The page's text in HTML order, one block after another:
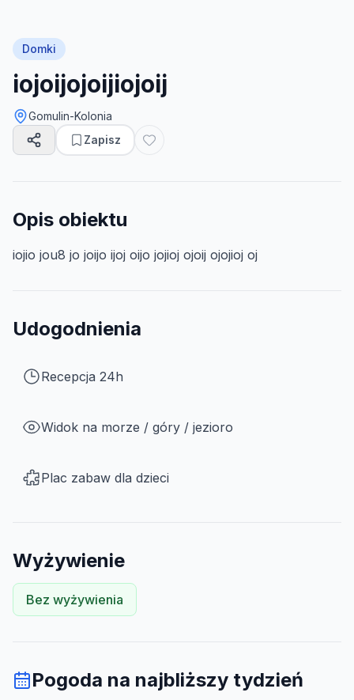
Domki
iojoijojoijiojoij
Gomulin-Kolonia
Zapisz
Opis obiektu
iojio jou8 jo joijo ijoj oijo jojioj ojoij ojojioj oj
Udogodnienia
Recepcja 24h
Widok na morze / góry / jezioro
Plac zabaw dla dzieci
Wyżywienie
Bez wyżywienia
Pogoda na najbliższy tydzień